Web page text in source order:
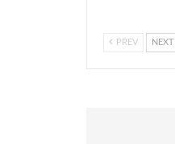
PREV NEXT